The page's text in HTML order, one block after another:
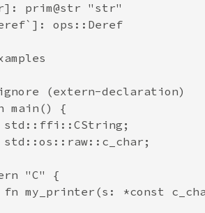
prim@str "str"
ops::Deref
(extern-declaration)
main() {
std::ffi::CString;
"C" {
my_printer(s: *const